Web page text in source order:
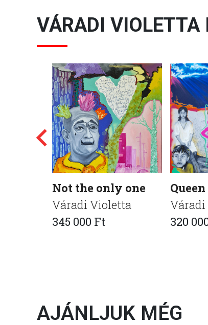
VÁRADI VIOLETTA
Not the only one
Váradi Violetta
345 000 Ft
320
AJÁNLJUK MÉG